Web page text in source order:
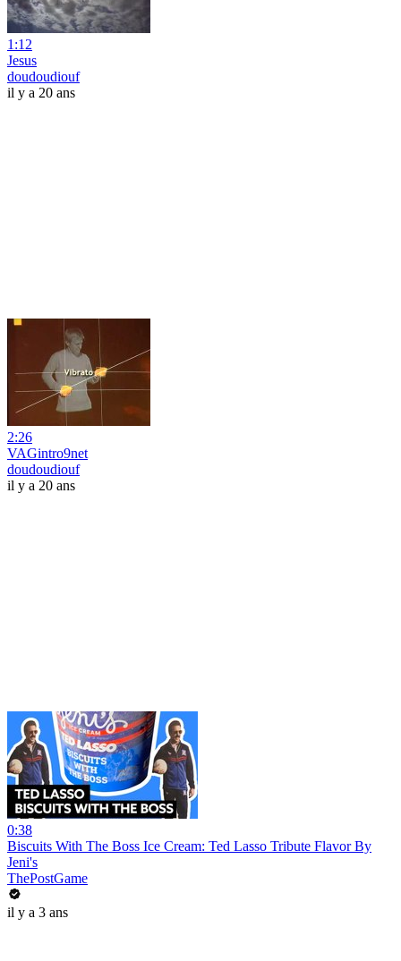
1:12
Jesus
doudoudiouf
il y a 20 ans
2:26
VAGintro9net
doudoudiouf
il y a 20 ans
0:38
Biscuits With The Boss Ice Cream: Ted Lasso Tribute Flavor By
Jeni's
ThePostGame
il y a 3 ans